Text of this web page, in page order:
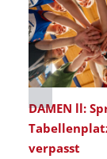
DAMEN ll:
verpasst